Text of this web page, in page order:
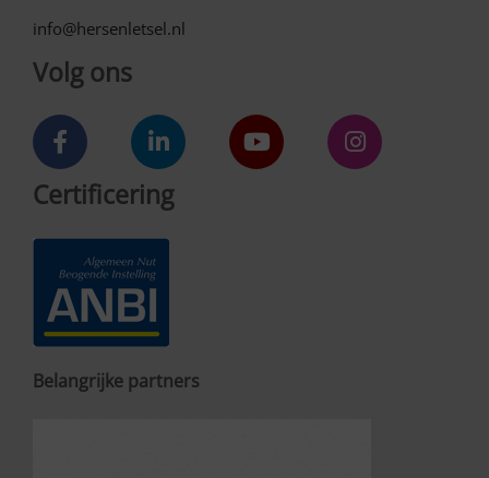
info@hersenletsel.nl
Volg ons
Certificering
Belangrijke partners